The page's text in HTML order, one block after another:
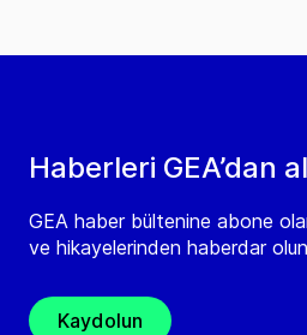
Haberleri GEA’dan
GEA haber bültenine abone
ve hikayelerinden haberdar
Kaydolun